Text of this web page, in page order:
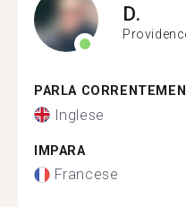
D.
PARLA
Inglese
IMPARA
Francese